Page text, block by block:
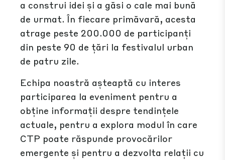
a construi idei și a găsi o cale mai bună
de urmat. În fiecare primăvară, acesta
atrage peste 200.000 de participanți
din peste 90 de țări la festivalul urban
de patru zile.
Echipa noastră așteaptă cu interes
participarea la eveniment pentru a
obține informații despre tendințele
actuale, pentru a explora modul în care
CTP poate răspunde provocărilor
emergente și pentru a dezvolta relații cu